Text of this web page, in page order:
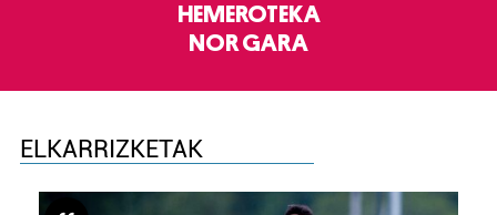
HEMEROTEKA
NOR GARA
ELKARRIZKETAK